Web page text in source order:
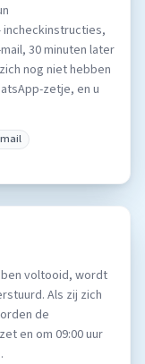
30 minuten later
nog niet hebben
zetje, en u
voltooid, wordt
Als zij zich
de
en om 09:00 uur